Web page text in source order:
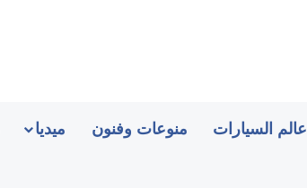
عالم السيارات منوعات وفنون ميديا